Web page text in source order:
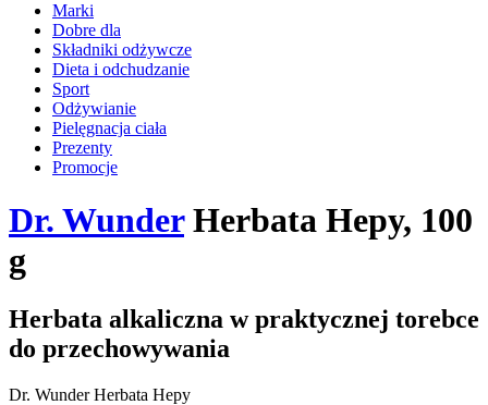
Marki
Dobre dla
Składniki odżywcze
Dieta i odchudzanie
Sport
Odżywianie
Pielęgnacja ciała
Prezenty
Promocje
Dr. WunderHerbata Hepy, 100
g
Herbata alkaliczna w praktycznej torebce
do przechowywania
Dr. Wunder Herbata Hepy